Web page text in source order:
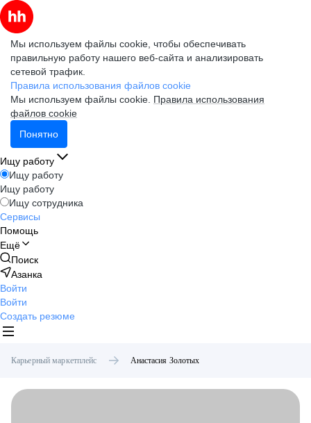
Мы используем файлы cookie, чтобы обеспечивать
правильную работу нашего веб-сайта и анализировать
сетевой трафик.
Правила использования файлов cookie
Мы используем файлы cookie. Правила использования
файлов cookie
Понятно
Ищу работу
Ищу работу
Ищу работу
Ищу сотрудника
Сервисы
Помощь
Ещё
Поиск
Азанка
Войти
Войти
Создать резюме
Карьерный маркетплейс Анастасия Золотых